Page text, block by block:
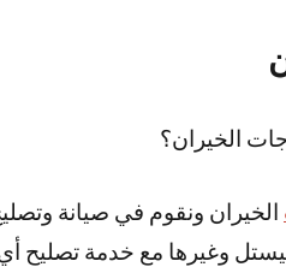
الخيران؟
الخيران ونقوم في صيانة
وغيرها مع خدمة تصليح